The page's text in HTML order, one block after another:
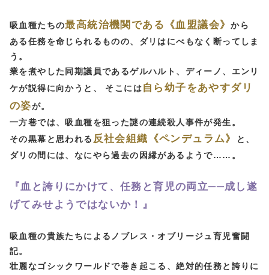
吸血種たちの最高統治機関である《血盟議会》から
ある任務を命じられるものの、ダリはにべもなく断ってしま
う。
業を煮やした同期議員であるゲルハルト、ディーノ、エンリ
ケが説得に向かうと、
そこには自ら幼子をあやすダリ
の姿が。
一方巷では、吸血種を狙った謎の連続殺人事件が発生。
その黒幕と思われる 反社会組織《ペンデュラム》
と、
ダリの間には、なにやら過去の因縁があるようで……。
『血と誇りにかけて、任務と育児の両立──成し遂
げてみせようではないか！』
吸血種の貴族たちによるノブレス・オブリージュ育児奮闘
記。
壮麗なゴシックワールドで巻き起こる、絶対的任務と誇りに